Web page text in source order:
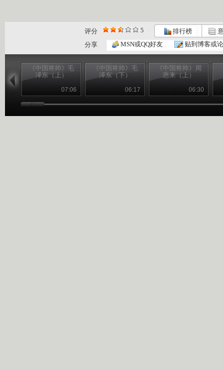
评分 5 排行榜
分享
MSN或QQ好友 贴到博客或
《中国将帅》毛
泽东（上）
07:06
《中国将帅》毛
泽东（下）
06:17
《中国将帅》周
恩来（上）
06:30